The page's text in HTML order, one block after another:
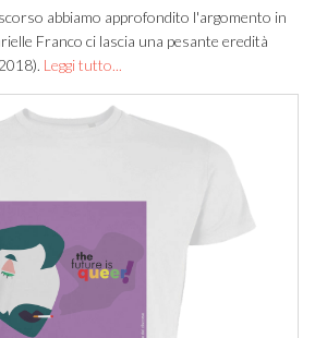
abbiamo approfondito l'argomento in
Franco ci lascia una pesante eredità
Leggi tutto...